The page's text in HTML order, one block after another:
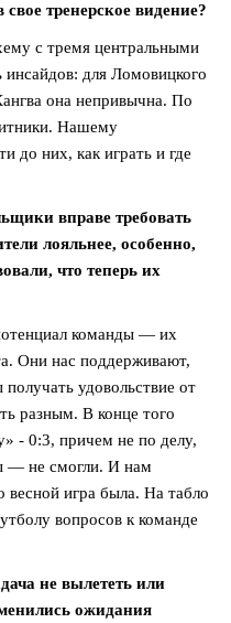
тренерское видение?
с тремя центральными
инсайдов: для Ломовицкого
она непривычна. По
Нашему
до них, как играть и где
вправе требовать
лояльнее, особенно,
что теперь их
команды — их
Они нас поддерживают,
удовольствие от
разным. В конце того
- 0:3, причем не по делу,
— не смогли. И нам
игра была. На табло
вопросов к команде
не вылететь или
ожидания